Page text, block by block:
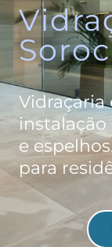
Vidraçaria
e
para